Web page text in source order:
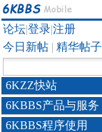
论坛|登录|注册
今日新帖 | 精华帖子
6KZZ快站
6KBBS产品与服务
6KBBS程序使用